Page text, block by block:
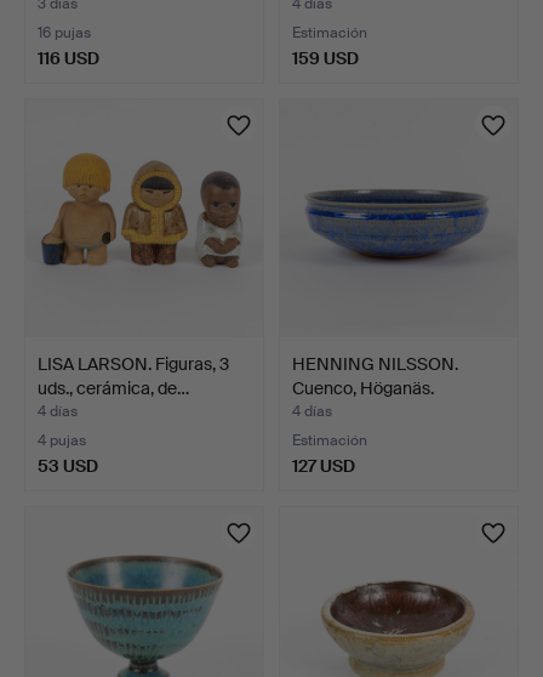
16 pujas
116 USD
Estimación
159 USD
LISA LARSON. Figuras, 3
uds., cerámica, de…
4 días
4 pujas
53 USD
HENNING NILSSON.
Cuenco, Höganäs.
4 días
Estimación
127 USD